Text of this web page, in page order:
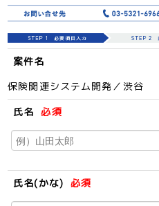
案件名
保険関連システム開発／渋谷
氏名 必須
氏名(かな) 必須